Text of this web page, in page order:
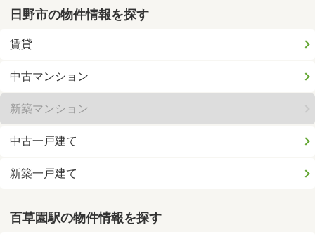
日野市の物件情報を探す
賃貸
中古マンション
新築マンション
中古一戸建て
新築一戸建て
百草園駅の物件情報を探す